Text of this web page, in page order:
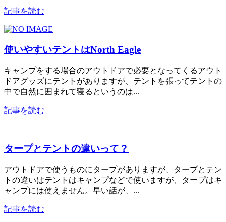
記事を読む
使いやすいテントはNorth Eagle
キャンプをする場合のアウトドアで必要となってくるアウト
ドアグッズにテントがありますが、テントを張ってテントの
中で自然に囲まれて寝るというのは...
記事を読む
タープとテントの違いって？
アウトドアで使うものにタープがありますが、タープとテン
トの違いはテントはキャンプなどで使いますが、タープはキ
ャンプには使えません。早い話が、...
記事を読む